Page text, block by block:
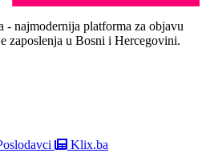
najmodernija platforma za objavu
zaposlenja u Bosni i Hercegovini.
Klix.ba